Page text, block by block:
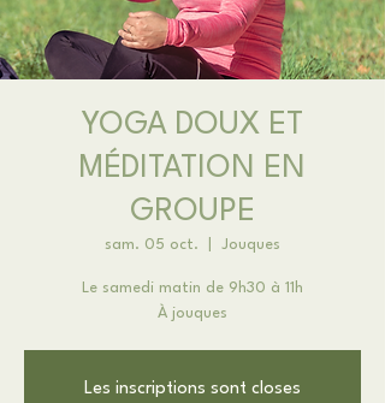
YOGA DOUX ET
MÉDITATION EN
GROUPE
sam. 05 oct. Jouques
Le samedi matin de 9h30 à 11h
À jouques
Les inscriptions sont closes